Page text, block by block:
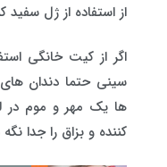
از استفاده از ژل سفید
اگر از کیت خانگی
سینی حتما دندان
ها یک مهر و موم در
کننده و بزاق را جدا نگه